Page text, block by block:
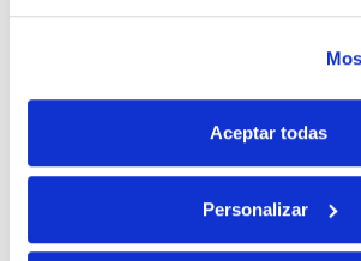
Aceptar todas
Personalizar
a nuestra newsletter para
Si, he leído y acepto la política de protección